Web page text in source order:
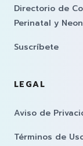
Directorio de
Perinatal y
Suscríbete
LEGAL
Aviso de
Términos de